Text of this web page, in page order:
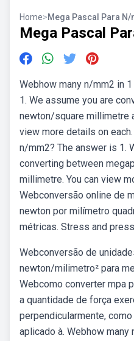
Home>Mega Pascal Para N/
Mega Pascal
Webhow many n/mm2 in
1. We assume you are
newton/square millimetre
view more details on
n/mm2? The answer is 1.
converting between
millimetre. You can view
Webconversão online de
newton por milímetro
métricas. Stress and
Webconversão de
newton/milimetro² para
Webcomo converter mpa
a quantidade de força
perpendicularmente,
aplicado à. Webhow